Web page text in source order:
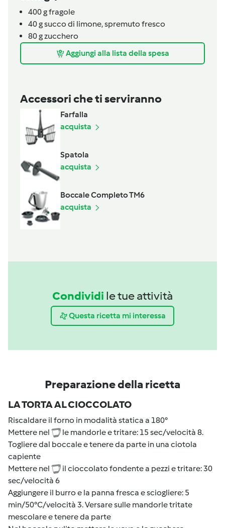
400gfragole
40gsucco di limone, spremuto fresco
80gzucchero
Aggiungi alla lista della spesa
Accessori che ti serviranno
Farfalla
acquista
Spatola
acquista
Boccale Completo TM6
acquista
Condividi le tue attività
Questa ricetta mi interessa
Preparazione della ricetta
LA TORTA AL CIOCCOLATO
Riscaldare il forno in modalità statica a 180°
Mettere nel
le mandorle e tritare: 15 sec/velocità 8.
Togliere dal boccale e tenere da parte in una ciotola
capiente
Mettere nel
il cioccolato fondente a pezzi e tritare: 30
sec/velocità 6
Aggiungere il burro e la panna fresca e sciogliere: 5
min/50°C/velocità 3. Versare sulle mandorle tritate
mescolare e tenere da parte